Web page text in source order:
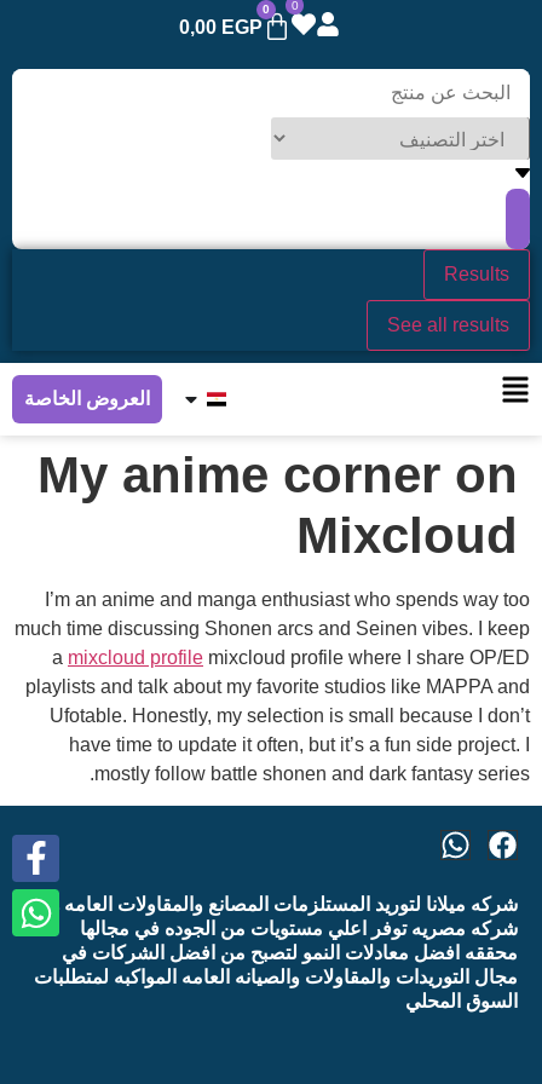
Results
See all results
0
0,00 EGP
0
العروض الخاصة
My anime corner on
Mixcloud
I’m an anime and manga enthusiast who spends way too
much time discussing Shonen arcs and Seinen vibes. I keep
a mixcloud profile mixcloud profile where I share OP/ED
playlists and talk about my favorite studios like MAPPA and
Ufotable. Honestly, my selection is small because I don’t
have time to update it often, but it’s a fun side project. I
mostly follow battle shonen and dark fantasy series.
شركه ميلانا لتوريد المستلزمات المصانع والمقاولات العامه هي
شركه مصريه توفر اعلي مستويات من الجوده في مجالها
محققه افضل معادلات النمو لتصبح من افضل الشركات في
مجال التوريدات والمقاولات والصيانه العامه المواكبه لمتطلبات
السوق المحلي